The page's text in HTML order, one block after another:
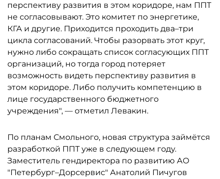
перспективу развития в этом коридоре, нам ППТ
не согласовывают. Это комитет по энергетике,
КГА и другие. Приходится проходить два–три
цикла согласований. Чтобы разорвать этот круг,
нужно либо сокращать список согласующих ППТ
организаций, но тогда город потеряет
возможность видеть перспективу развития в
этом коридоре. Либо получить компетенцию в
лице государственного бюджетного
учреждения", — отметил Левакин.
По планам Смольного, новая структура займётся
разработкой ППТ уже в следующем году.
Заместитель гендиректора по развитию АО
"Петербург–Дорсервис" Анатолий Пичугов